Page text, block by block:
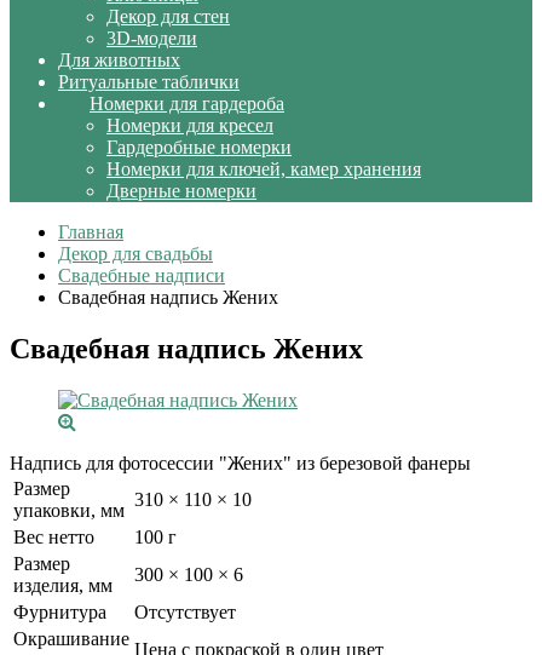
Декор для стен
3D-модели
Для животных
Ритуальные таблички
Номерки для гардероба
Номерки для кресел
Гардеробные номерки
Номерки для ключей, камер хранения
Дверные номерки
Главная
Декор для свадьбы
Свадебные надписи
Свадебная надпись Жених
Свадебная надпись Жених
Надпись для фотосессии "Жених" из березовой фанеры
Размер
упаковки, мм
310 × 110 × 10
Вес нетто
100 г
Размер
изделия, мм
300 × 100 × 6
Фурнитура
Отсутствует
Окрашивание
Цена с покраской в один цвет